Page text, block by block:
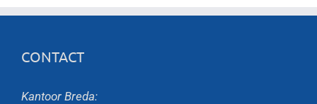
CONTACT
Kantoor Breda: